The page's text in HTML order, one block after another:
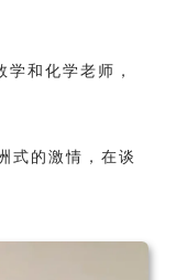
和化学老师，
式的激情，在谈